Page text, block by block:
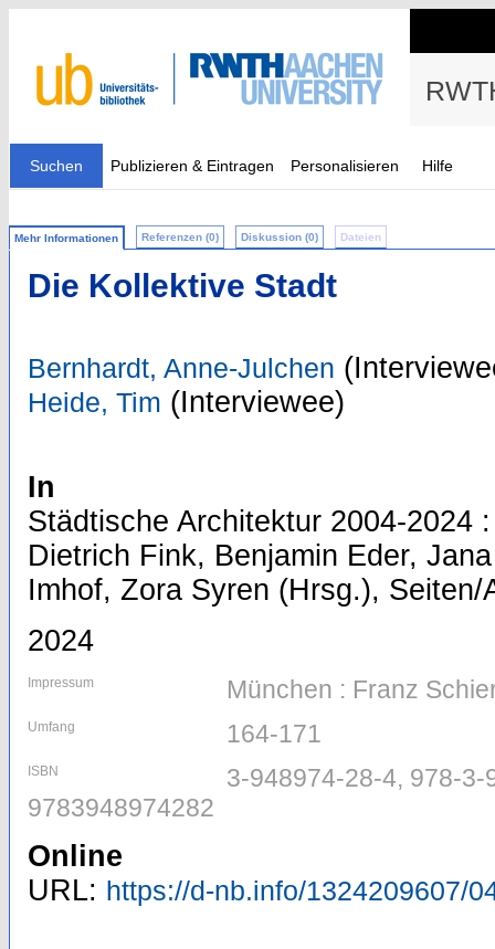
Suchen Publizieren & Eintragen Personalisieren Hilfe
Mehr Informationen Referenzen (0) Diskussion (0) Dateien
Die Kollektive Stadt
Bernhardt, Anne-Julchen
Heide, Tim (Interviewee)
In
Städtische Architektur 2004-2024
Dietrich Fink, Benjamin Eder,
Imhof, Zora Syren (Hrsg.), Seiten/
2024
Impressum München : Franz
Umfang 164-171
ISBN
3-948974-28-4, 978-3-
9783948974282
Online
URL: https://d-nb.info/1324209607/